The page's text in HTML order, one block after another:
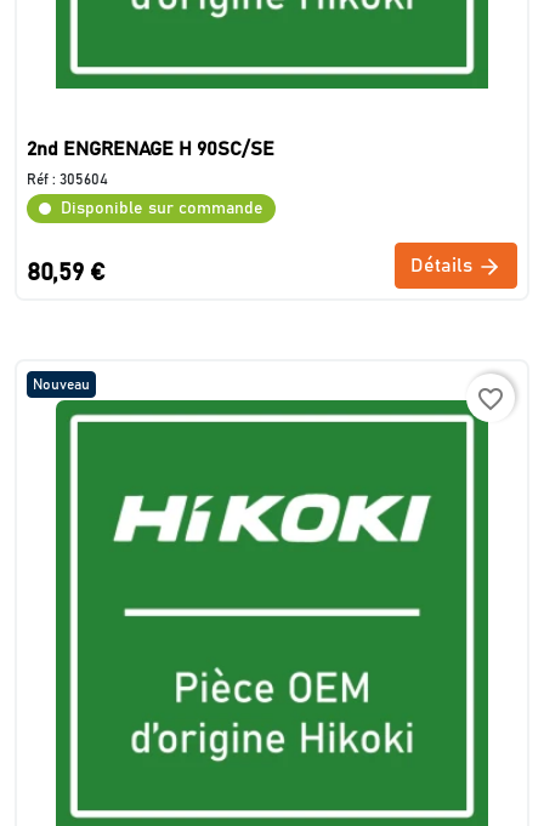
2nd ENGRENAGE H 90SC/SE
Réf : 305604
Disponible sur commande
80,59 € Détails
Nouveau
favorite_border